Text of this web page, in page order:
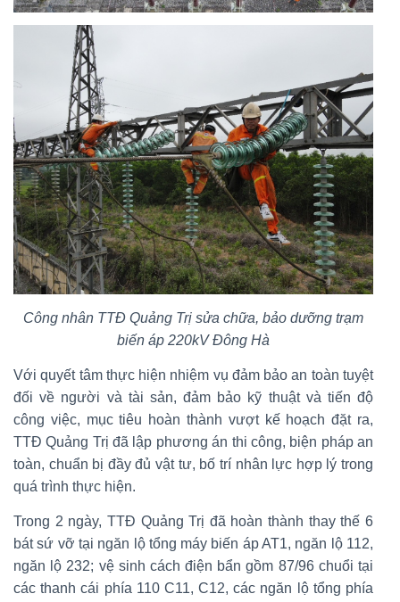
Công nhân TTĐ Quảng Trị sửa chữa, bảo dưỡng trạm
biến áp 220kV Đông Hà
Với quyết tâm thực hiện nhiệm vụ đảm bảo an toàn tuyệt
đối về người và tài sản, đảm bảo kỹ thuật và tiến độ
công việc, mục tiêu hoàn thành vượt kế hoạch đặt ra,
TTĐ Quảng Trị đã lập phương án thi công, biện pháp an
toàn, chuẩn bị đầy đủ vật tư, bố trí nhân lực hợp lý trong
quá trình thực hiện.
Trong 2 ngày, TTĐ Quảng Trị đã hoàn thành thay thế 6
bát sứ vỡ tại ngăn lộ tổng máy biến áp AT1, ngăn lộ 112,
ngăn lộ 232; vệ sinh cách điện bẩn gồm 87/96 chuổi tại
các thanh cái phía 110 C11, C12, các ngăn lộ tổng phía